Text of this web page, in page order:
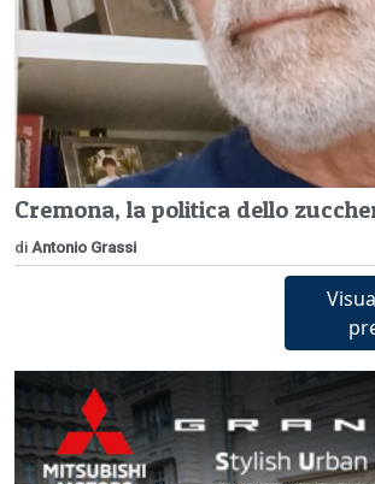
Cremona, la politica dello
di Antonio Grassi